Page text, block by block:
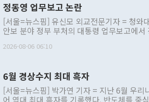
정동영 업무보고 논란
[서울=뉴스핌] 유신모 외교전문기자 = 청와
안보 분야 정부 부처의 대통령 업무보고에
발언 중에는 정부 내 조율을 거치지 않은 사
주의적 희망에 근거한 비현실적 구상'이라는
관의 대북 정책 관련 발언이 물의를 빚은 적
관 부처 장관이 공개적으로 부정적 입장을
2026-08-06 06:10
6월 경상수지 최대 흑자
[서울=뉴스핌] 박가연 기자 = 지난 6월 우리